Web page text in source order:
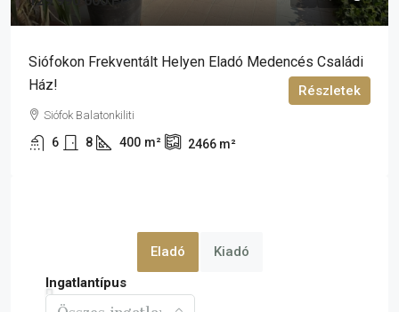
Siófokon Frekventált Helyen Eladó Medencés Családi
Ház!
Siófok Balatonkiliti
6 8 400 m² 2466 m²
Részletek
Eladó
Kiadó
Ingatlantípus